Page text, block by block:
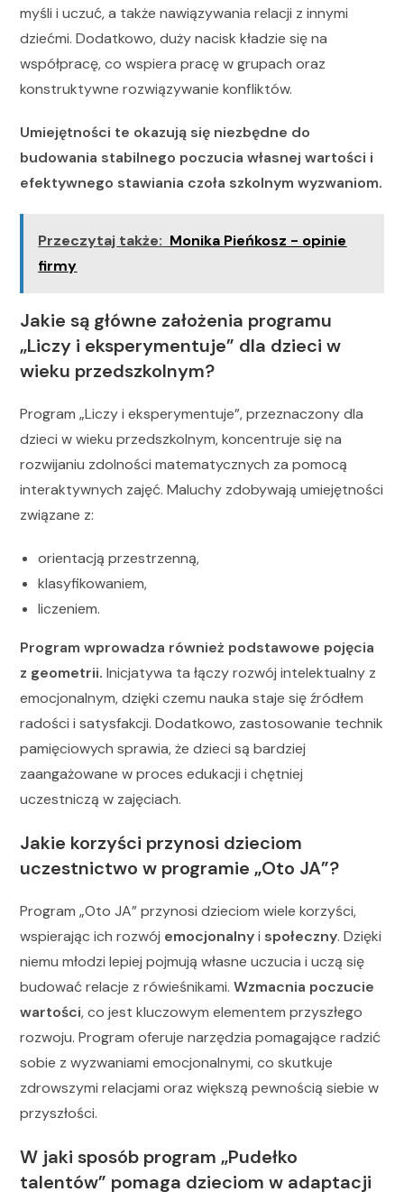
myśli i uczuć, a także nawiązywania relacji z innymi
dziećmi. Dodatkowo, duży nacisk kładzie się na
współpracę, co wspiera pracę w grupach oraz
konstruktywne rozwiązywanie konfliktów.
Umiejętności te okazują się niezbędne do
budowania stabilnego poczucia własnej wartości i
efektywnego stawiania czoła szkolnym wyzwaniom.
Przeczytaj także: Monika Pieńkosz - opinie
firmy
Jakie są główne założenia programu
„Liczy i eksperymentuje” dla dzieci w
wieku przedszkolnym?
Program „Liczy i eksperymentuje”, przeznaczony dla
dzieci w wieku przedszkolnym, koncentruje się na
rozwijaniu zdolności matematycznych za pomocą
interaktywnych zajęć. Maluchy zdobywają umiejętności
związane z:
orientacją przestrzenną,
klasyfikowaniem,
liczeniem.
Program wprowadza również podstawowe pojęcia
z geometrii. Inicjatywa ta łączy rozwój intelektualny z
emocjonalnym, dzięki czemu nauka staje się źródłem
radości i satysfakcji. Dodatkowo, zastosowanie technik
pamięciowych sprawia, że dzieci są bardziej
zaangażowane w proces edukacji i chętniej
uczestniczą w zajęciach.
Jakie korzyści przynosi dzieciom
uczestnictwo w programie „Oto JA”?
Program „Oto JA” przynosi dzieciom wiele korzyści,
wspierając ich rozwój emocjonalnyi społeczny. Dzięki
niemu młodzi lepiej pojmują własne uczucia i uczą się
budować relacje z rówieśnikami.Wzmacnia poczucie
wartości, co jest kluczowym elementem przyszłego
rozwoju. Program oferuje narzędzia pomagające radzić
sobie z wyzwaniami emocjonalnymi, co skutkuje
zdrowszymi relacjami oraz większą pewnością siebie w
przyszłości.
W jaki sposób program „Pudełko
talentów” pomaga dzieciom w adaptacji